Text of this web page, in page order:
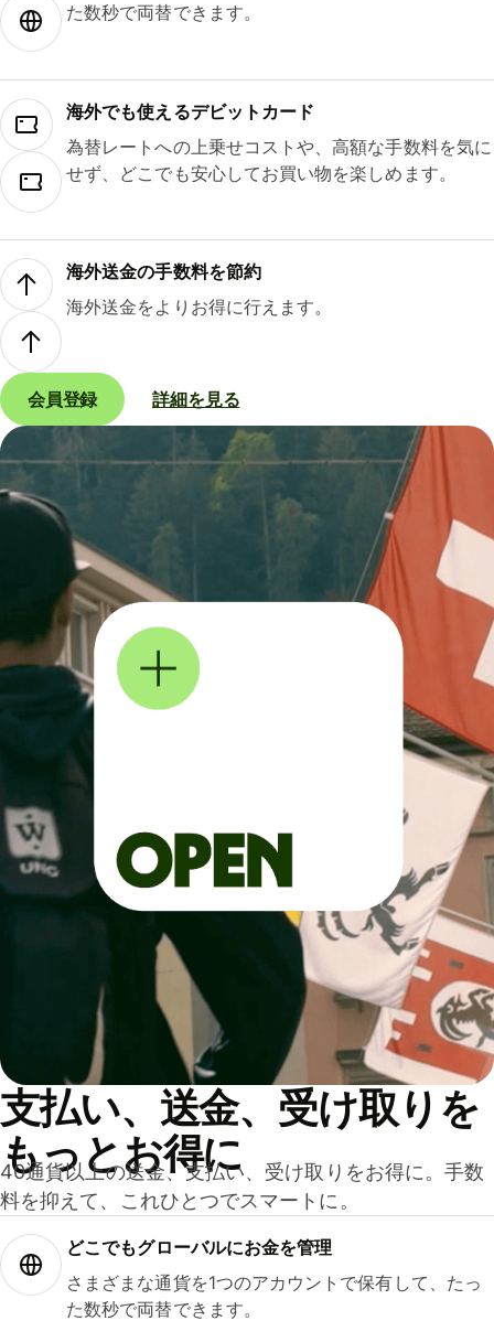
た数秒で両替できます。
海外でも使えるデビットカード
為替レートへの上乗せコストや、高額な手数料を気に
せず、どこでも安心してお買い物を楽しめます。
海外送金の手数料を節約
海外送金をよりお得に行えます。
会員登録 詳細を見る
支払い、送金、受け取りを
もっとお得に
40通貨以上の送金、支払い、受け取りをお得に。手数
料を抑えて、これひとつでスマートに。
どこでもグ⁠ロ⁠ー⁠バ⁠ルにお金を管理
さまざまな通貨を1つのアカウントで保有して、たっ
た数秒で両替できます。